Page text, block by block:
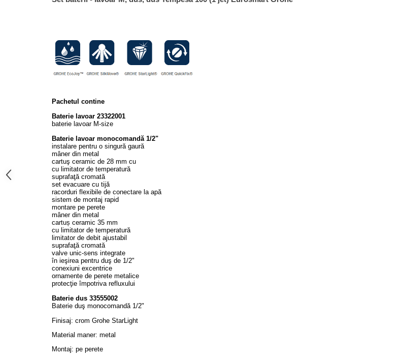
Lavoare pe blat
Lavoare sub blat
Lavoare pe mobilier
Bideuri stative
Bideuri suspendate
Vase WC stative
Vase WC suspendate
WC pentru persoane cu dizabilitati
Capace WC softclose
Capace WC clasice
Capace bideuri
Pachetul contine
Baterie lavoar 23322001
baterie lavoar M-size
Baterie lavoar monocomandă 1/2"
instalare pentru o singură gaură
mâner din metal
cartuş ceramic de 28 mm cu
cu limitator de temperatură
suprafaţă cromată
set evacuare cu tijă
racorduri flexibile de conectare la apă
sistem de montaj rapid
montare pe perete
mâner din metal
cartuș ceramic 35 mm
cu limitator de temperatură
limitator de debit ajustabil
suprafaţă cromată
valve unic-sens integrate
în ieşirea pentru duş de 1/2"
conexiuni excentrice
ornamente de perete metalice
protecţie împotriva refluxului
Baterie dus 33555002
Baterie duş monocomandă 1/2"
Finisaj: crom Grohe StarLight
Material maner: metal
Montaj: pe perete